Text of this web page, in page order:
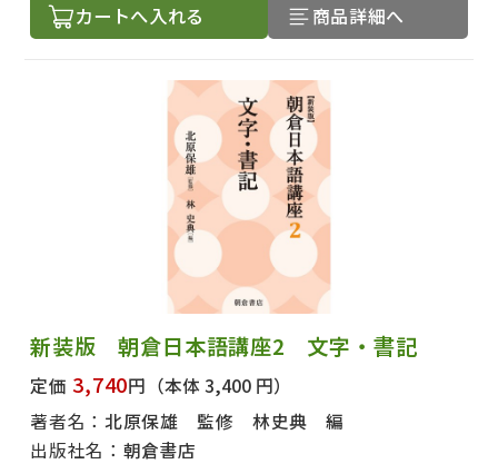
カートへ入れる 商品詳細へ
新装版 朝倉日本語講座2 文字・書記
定価 3,740円 （本体 3,400 円）
著者名： 北原保雄 監修 林史典 編
出版社名： 朝倉書店